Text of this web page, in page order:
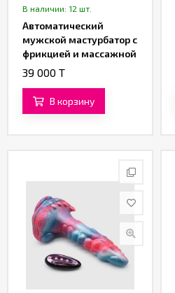
В наличии: 12 шт.
Автоматический
мужской мастурбатор с
фрикцией и массажной
стимуляцией от
39 000 T
В корзину